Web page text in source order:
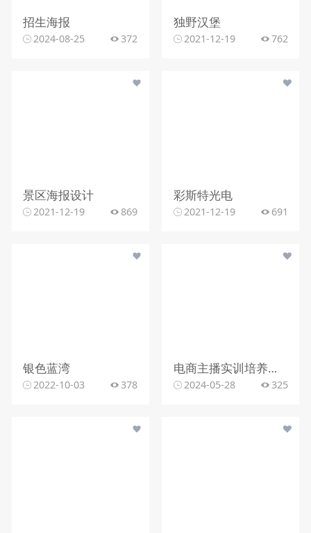
招生海报
2024-08-25 372
独野汉堡
2021-12-19 762
景区海报设计
2021-12-19 869
彩斯特光电
2021-12-19 691
银色蓝湾
2022-10-03 378
电商主播实训培养计划海报设计
2024-05-28 325